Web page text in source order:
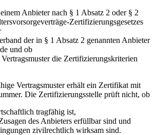
Anbieter nach § 1 Absatz 2 oder § 2
Zertifizierungsgesetzes
der in § 1 Absatz 2 genannten Anbieter
und ob
die Zertifizierungskriterien
Vertragsmuster erhält ein Zertifikat mit
Die Zertifizierungsstelle prüft nicht, ob
tragfähig ist,
des Anbieters erfüllbar sind und
zivilrechtlich wirksam sind.